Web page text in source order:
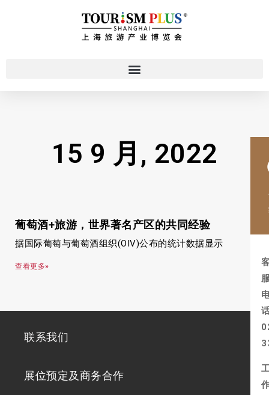
15 9 月, 2022
葡萄酒+旅游，世界著名产区的共同经验
据国际葡萄与葡萄酒组织(OIV)公布的统计数据显示
查看更多»
联系我们
展位预定及商务合作